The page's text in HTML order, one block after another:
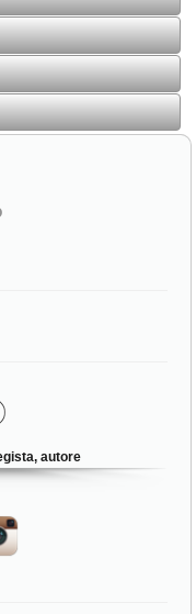
autore